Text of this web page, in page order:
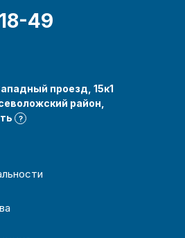
49
проезд, 15к1
район,
?